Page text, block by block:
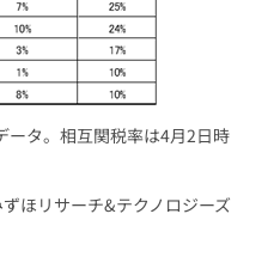
ータ。相互関税率は4月2日時
ほリサーチ&テクノロジーズ